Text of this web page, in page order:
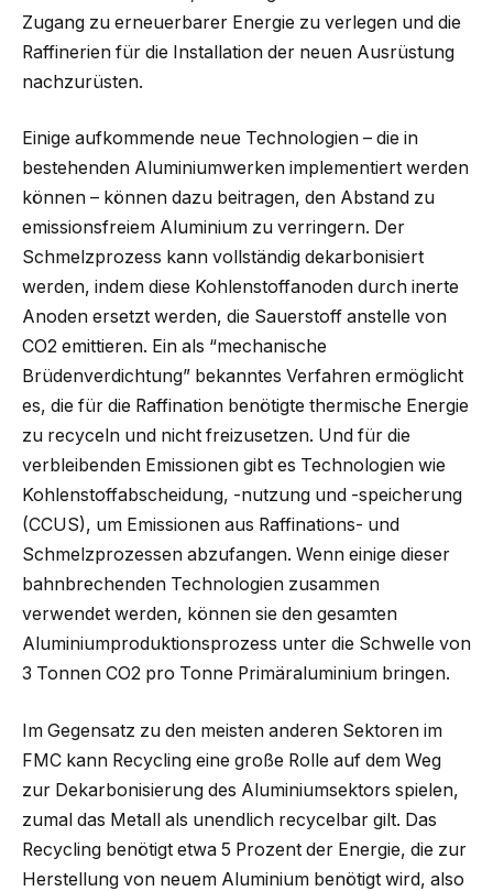
Zugang zu erneuerbarer Energie zu verlegen und die
Raffinerien für die Installation der neuen Ausrüstung
nachzurüsten.
Einige aufkommende neue Technologien – die in
bestehenden Aluminiumwerken implementiert werden
können – können dazu beitragen, den Abstand zu
emissionsfreiem Aluminium zu verringern. Der
Schmelzprozess kann vollständig dekarbonisiert
werden, indem diese Kohlenstoffanoden durch inerte
Anoden ersetzt werden, die Sauerstoff anstelle von
CO2 emittieren. Ein als “mechanische
Brüdenverdichtung” bekanntes Verfahren ermöglicht
es, die für die Raffination benötigte thermische Energie
zu recyceln und nicht freizusetzen. Und für die
verbleibenden Emissionen gibt es Technologien wie
Kohlenstoffabscheidung, -nutzung und -speicherung
(CCUS), um Emissionen aus Raffinations- und
Schmelzprozessen abzufangen. Wenn einige dieser
bahnbrechenden Technologien zusammen
verwendet werden, können sie den gesamten
Aluminiumproduktionsprozess unter die Schwelle von
3 Tonnen CO2 pro Tonne Primäraluminium bringen.
Im Gegensatz zu den meisten anderen Sektoren im
FMC kann Recycling eine große Rolle auf dem Weg
zur Dekarbonisierung des Aluminiumsektors spielen,
zumal das Metall als unendlich recycelbar gilt. Das
Recycling benötigt etwa 5 Prozent der Energie, die zur
Herstellung von neuem Aluminium benötigt wird, also